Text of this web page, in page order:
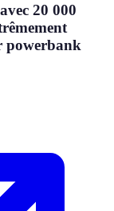
20 000
powerbank